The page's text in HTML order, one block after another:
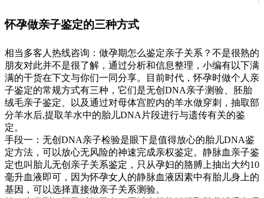
怀孕做亲子鉴定的三种方式
相当多客人热线咨询：做孕期怎么鉴定亲子关系？不是很熟的
朋友对此并不是很了解，通过分析和信息整理，小编有以下满
满的干货在下文与你们一同分享。目前时代，怀孕时做个人亲
子鉴定的常规方式有三种，它们是无创DNA亲子测验、胚胎
绒毛亲子鉴定、以及通过对母体宫腔内的羊水做穿刺，抽取部
分羊水后,提取羊水中的胎儿DNA片段进行与遗传有关的鉴
定。
手段一：无创DNA亲子检验是眼下是值得放心的胎儿DNA鉴
定方法，可以放心无风险的神速完成亲权鉴定。静脉血亲子鉴
定也叫胎儿无创亲子关系鉴定，只从孕妇的胳膊上抽出大约10
毫升血液即可，因为怀孕女人的静脉血液因素中有胎儿身上的
基因，可以选择直接做亲子关系测验。